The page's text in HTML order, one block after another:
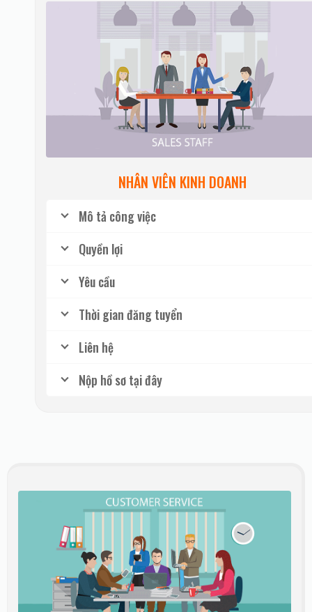
NHÂN VIÊN KINH DOANH
Mô tả công việc
Quyền lợi
Yêu cầu
Thời gian đăng tuyển
Liên hệ
Nộp hồ sơ tại đây